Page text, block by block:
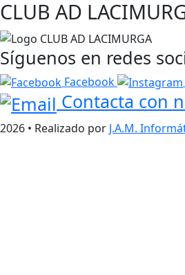
CLUB AD
Síguenos en redes
Facebook
Contacta con
2026 • Realizado por J.A.M.